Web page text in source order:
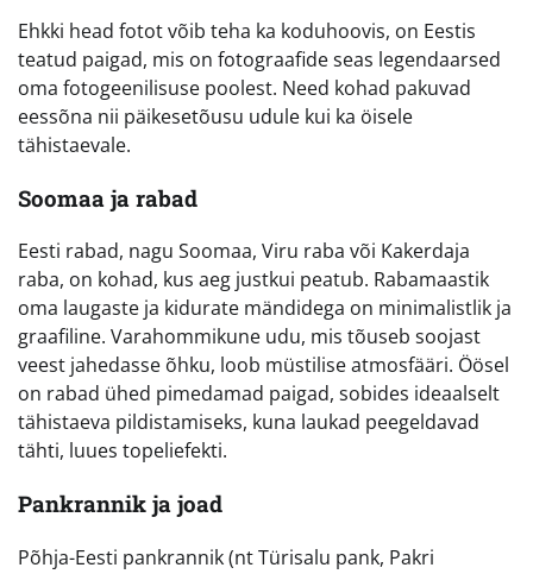
Ehkki head fotot võib teha ka koduhoovis, on Eestis
teatud paigad, mis on fotograafide seas legendaarsed
oma fotogeenilisuse poolest. Need kohad pakuvad
eessõna nii päikesetõusu udule kui ka öisele
tähistaevale.
Soomaa ja rabad
Eesti rabad, nagu Soomaa, Viru raba või Kakerdaja
raba, on kohad, kus aeg justkui peatub. Rabamaastik
oma laugaste ja kidurate mändidega on minimalistlik ja
graafiline. Varahommikune udu, mis tõuseb soojast
veest jahedasse õhku, loob müstilise atmosfääri. Öösel
on rabad ühed pimedamad paigad, sobides ideaalselt
tähistaeva pildistamiseks, kuna laukad peegeldavad
tähti, luues topeliefekti.
Pankrannik ja joad
Põhja-Eesti pankrannik (nt Türisalu pank, Pakri